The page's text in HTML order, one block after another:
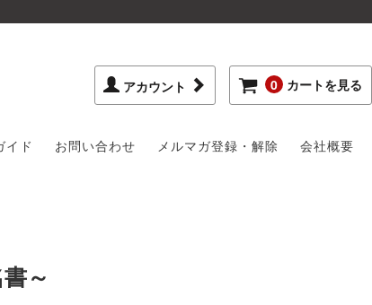
0 カートを見る
アカウント
イド お問い合わせ メルマガ登録・解除 会社概要
～